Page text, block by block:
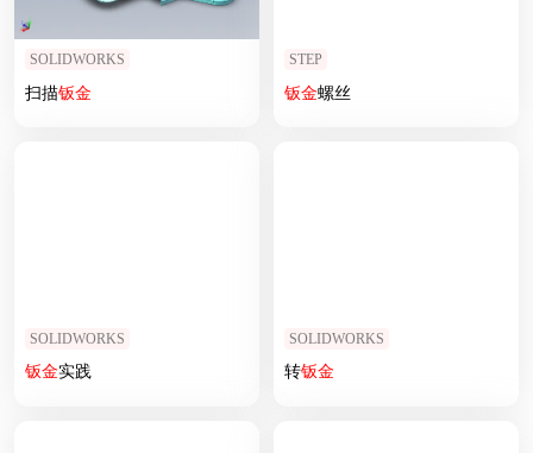
SOLIDWORKS
扫描钣金
STEP
钣金螺丝
SOLIDWORKS
钣金实践
SOLIDWORKS
转钣金